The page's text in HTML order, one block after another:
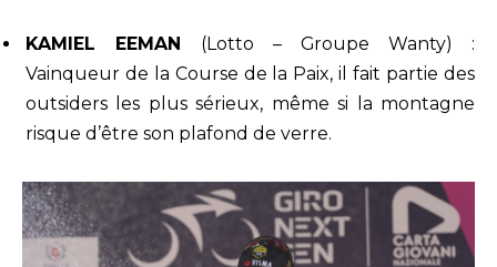
KAMIEL EEMAN (Lotto – Groupe Wanty) :
Vainqueur de la Course de la Paix, il fait partie des
outsiders les plus sérieux, même si la montagne
risque d’être son plafond de verre.